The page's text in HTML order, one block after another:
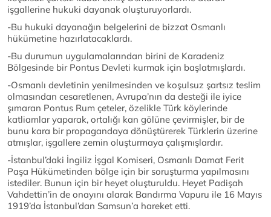
işgallerine hukuki dayanak oluşturuyorlardı.
-Bu hukuki dayanağın belgelerini de bizzat Osmanlı
hükümetine hazırlatacaklardı.
-Bu durumun uygulamalarından birini de Karadeniz
Bölgesinde bir Pontus Devleti kurmak için başlatmışlardı.
-Osmanlı devletinin yenilmesinden ve koşulsuz şartsız teslim
olmasından cesaretlenen, Avrupa’nın da desteği ile iyice
şımaran Pontus Rum çeteler, özelikle Türk köylerinde
katliamlar yaparak, ortalığı kan gölüne çevirmişler, bir de
bunu kara bir propagandaya dönüştürerek Türklerin üzerine
atmışlar, işgallere zemin oluşturmaya çalışmışlardır.
-İstanbul’daki İngiliz İşgal Komiseri, Osmanlı Damat Ferit
Paşa Hükümetinden bölge için bir soruşturma yapılmasını
istediler. Bunun için bir heyet oluşturuldu. Heyet Padişah
Vahdettin’in de onayını alarak Bandırma Vapuru ile 16 Mayıs
1919’da İstanbul’dan Samsun’a hareket etti.